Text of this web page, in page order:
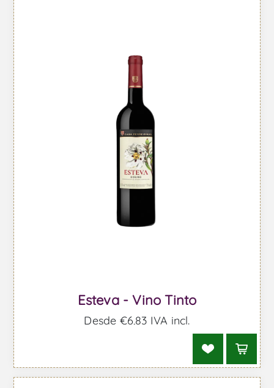
Esteva - Vino Tinto
Desde €6,83 IVA incl.